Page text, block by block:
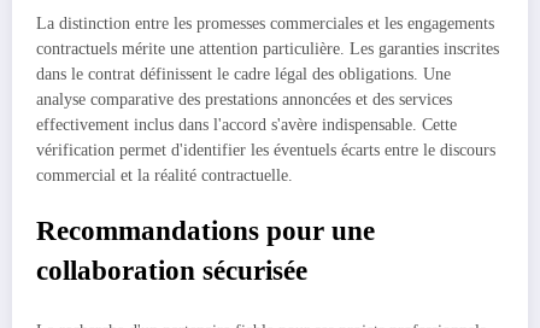
La distinction entre les promesses commerciales et les engagements
contractuels mérite une attention particulière. Les garanties inscrites
dans le contrat définissent le cadre légal des obligations. Une
analyse comparative des prestations annoncées et des services
effectivement inclus dans l'accord s'avère indispensable. Cette
vérification permet d'identifier les éventuels écarts entre le discours
commercial et la réalité contractuelle.
Recommandations pour une
collaboration sécurisée